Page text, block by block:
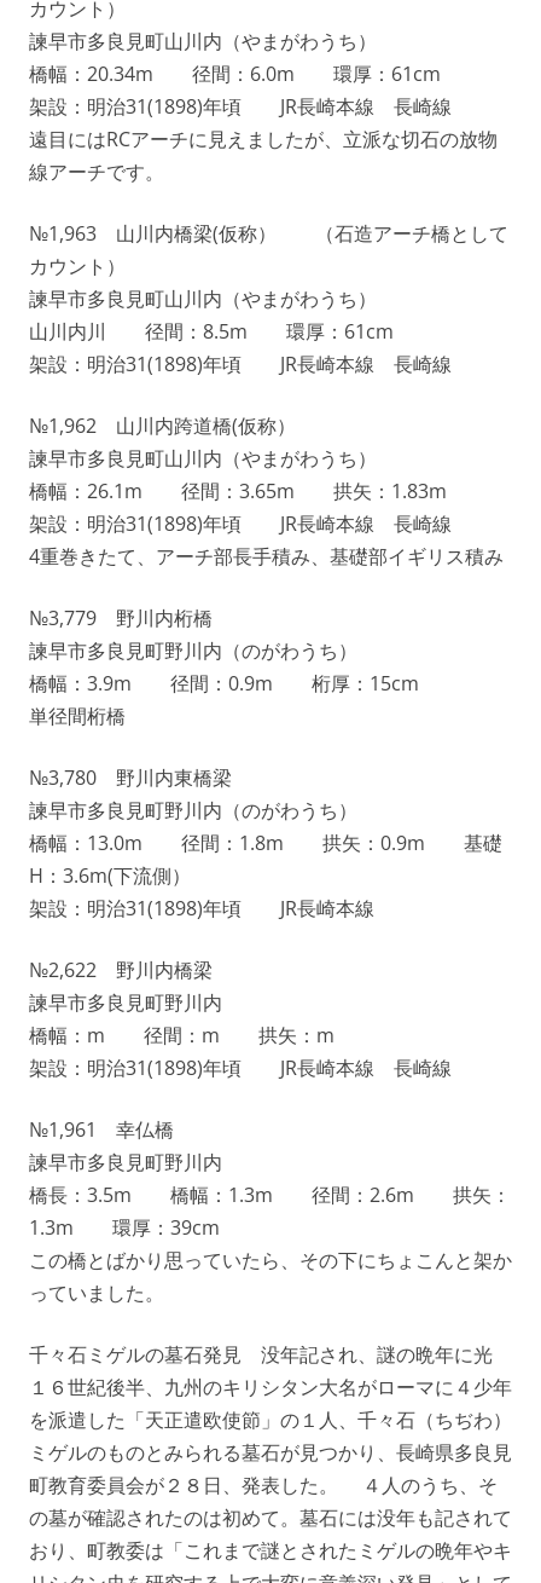
カウント）
諫早市多良見町山川内（やまがわうち）
橋幅：20.34m 径間：6.0m 環厚：61cm
架設：明治31(1898)年頃 JR長崎本線 長崎線
遠目にはRCアーチに見えましたが、立派な切石の放物
線アーチです。
№1,963 山川内橋梁(仮称） （石造アーチ橋として
カウント）
諫早市多良見町山川内（やまがわうち）
山川内川 径間：8.5m 環厚：61cm
架設：明治31(1898)年頃 JR長崎本線 長崎線
№1,962 山川内跨道橋(仮称）
諫早市多良見町山川内（やまがわうち）
橋幅：26.1m 径間：3.65m 拱矢：1.83m
架設：明治31(1898)年頃 JR長崎本線 長崎線
4重巻きたて、アーチ部長手積み、基礎部イギリス積み
№3,779 野川内桁橋
諫早市多良見町野川内（のがわうち）
橋幅：3.9m 径間：0.9m 桁厚：15cm
単径間桁橋
№3,780 野川内東橋梁
諫早市多良見町野川内（のがわうち）
橋幅：13.0m 径間：1.8m 拱矢：0.9m 基礎
H：3.6m(下流側）
架設：明治31(1898)年頃 JR長崎本線
№2,622 野川内橋梁
諫早市多良見町野川内
橋幅：m 径間：m 拱矢：m
架設：明治31(1898)年頃 JR長崎本線 長崎線
№1,961 幸仏橋
諫早市多良見町野川内
橋長：3.5m 橋幅：1.3m 径間：2.6m 拱矢：
1.3m 環厚：39cm
この橋とばかり思っていたら、その下にちょこんと架か
っていました。
千々石ミゲルの墓石発見 没年記され、謎の晩年に光
１６世紀後半、九州のキリシタン大名がローマに４少年
を派遣した「天正遣欧使節」の１人、千々石（ちぢわ）
ミゲルのものとみられる墓石が見つかり、長崎県多良見
町教育委員会が２８日、発表した。 ４人のうち、そ
の墓が確認されたのは初めて。墓石には没年も記されて
おり、町教委は「これまで謎とされたミゲルの晩年やキ